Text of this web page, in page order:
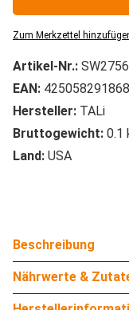
Zum Merkzettel
Artikel-Nr.:
EAN:
Hersteller: TALi
Bruttogewicht: 0.1
Land: USA
Beschreibung
Nährwerte &